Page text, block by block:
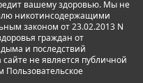
вашему здоровью. Мы не
никотинсодержащими
законом от 23.02.2013 N
граждан от
и последствий
не является публичной
Пользовательское